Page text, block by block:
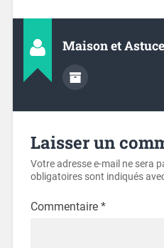
Maison et
Laisser un
Votre adresse e-mail ne sera
obligatoires sont indiqués
Commentaire *